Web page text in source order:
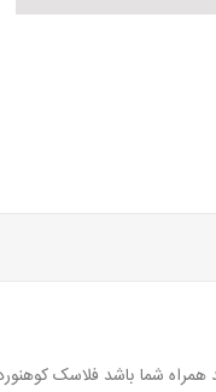
همراه شما باشد فلاسک